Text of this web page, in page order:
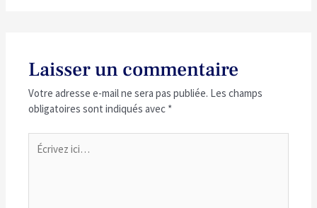
Laisser un commentaire
Votre adresse e-mail ne sera pas publiée. Les champs
obligatoires sont indiqués avec *
ici…